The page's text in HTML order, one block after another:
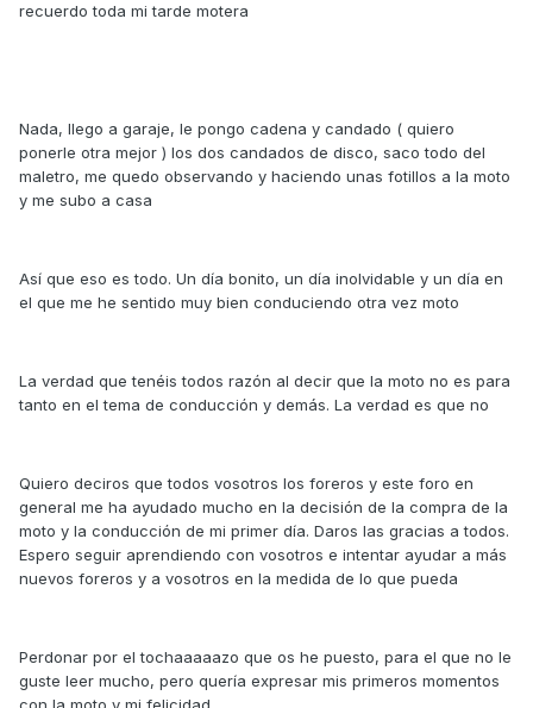
recuerdo toda mi tarde motera
Nada, llego a garaje, le pongo cadena y candado ( quiero
ponerle otra mejor ) los dos candados de disco, saco todo del
maletro, me quedo observando y haciendo unas fotillos a la moto
y me subo a casa
Así que eso es todo. Un día bonito, un día inolvidable y un día en
el que me he sentido muy bien conduciendo otra vez moto
La verdad que tenéis todos razón al decir que la moto no es para
tanto en el tema de conducción y demás. La verdad es que no
Quiero deciros que todos vosotros los foreros y este foro en
general me ha ayudado mucho en la decisión de la compra de la
moto y la conducción de mi primer día. Daros las gracias a todos.
Espero seguir aprendiendo con vosotros e intentar ayudar a más
nuevos foreros y a vosotros en la medida de lo que pueda
Perdonar por el tochaaaaazo que os he puesto, para el que no le
guste leer mucho, pero quería expresar mis primeros momentos